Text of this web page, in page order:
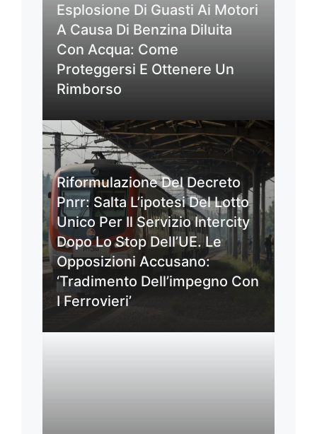
Esplosione Di Guasti Ai Motori
A Causa Di Benzina Diluita
Con Acqua: Come
Proteggersi E Ottenere Un
Rimborso
Riformulazione Del Decreto
Pnrr: Salta L’ipotesi Del Lotto
Unico Per Il Servizio Intercity
Dopo Lo Stop Dell’UE. Le
Opposizioni Accusano:
‘Tradimento Dell’impegno Con
I Ferrovieri’